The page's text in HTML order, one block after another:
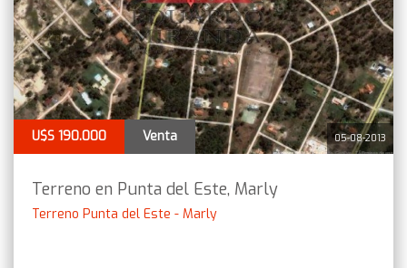
05-08-2013
U$S 190.000 Venta
Terreno en Punta del Este, Marly
Terreno Punta del Este - Marly